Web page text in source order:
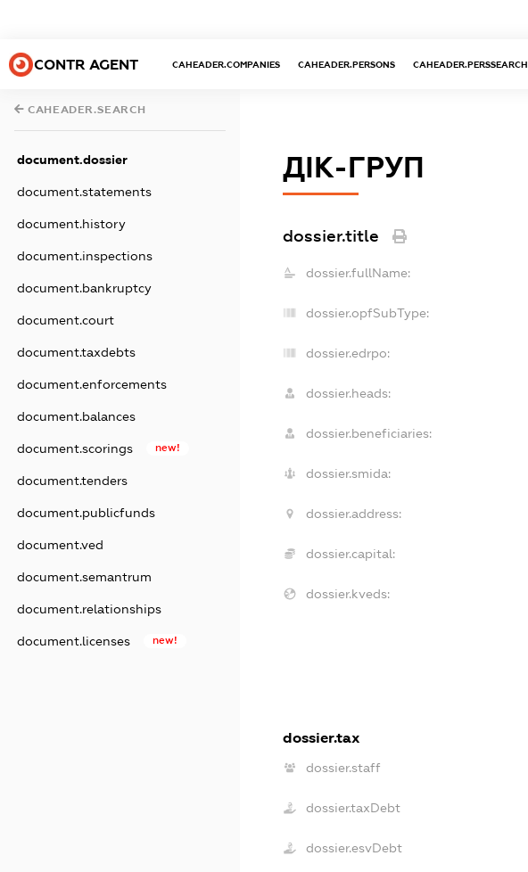
CONTR AGENT CAHEADER.COMPANIES CAHEADER.PERSONS CAHEADER.PERSSEARCH
CAHEADER.SEARCH
document.dossier
document.statements
document.history
document.inspections
document.bankruptcy
document.court
document.taxdebts
document.enforcements
document.balances
document.scorings new!
document.tenders
document.publicfunds
document.ved
document.semantrum
document.relationships
document.licenses new!
ДІК-ГРУП
dossier.title
dossier.fullName:
dossier.opfSubType:
dossier.edrpo:
dossier.heads:
dossier.beneficiaries:
dossier.smida:
dossier.address:
dossier.capital:
dossier.kveds:
dossier.tax
dossier.staff
dossier.taxDebt
dossier.esvDebt